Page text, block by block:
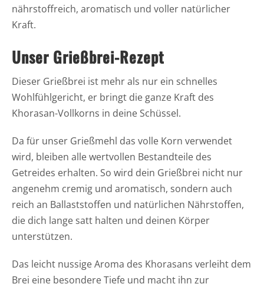
nährstoffreich, aromatisch und voller natürlicher
Kraft.
Unser Grießbrei-Rezept
Dieser Grießbrei ist mehr als nur ein schnelles
Wohlfühlgericht, er bringt die ganze Kraft des
Khorasan-Vollkorns in deine Schüssel.
Da für unser Grießmehl das volle Korn verwendet
wird, bleiben alle wertvollen Bestandteile des
Getreides erhalten. So wird dein Grießbrei nicht nur
angenehm cremig und aromatisch, sondern auch
reich an Ballaststoffen und natürlichen Nährstoffen,
die dich lange satt halten und deinen Körper
unterstützen.
Das leicht nussige Aroma des Khorasans verleiht dem
Brei eine besondere Tiefe und macht ihn zur